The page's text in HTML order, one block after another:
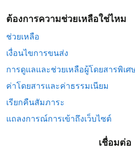
ต้องการความช่วยเหลือใช่ไหม
ช่วยเหลือ
เงื่อนไขการขนส่ง
การดูแลและช่วยเหลือผู้โดยสารพิเศ
ค่าโดยสารและค่าธรรมเนียม
เรียกคืนสัมภาระ
แถลงการณ์การเข้าถึงเว็บไซต์
เชื่อมต่อ